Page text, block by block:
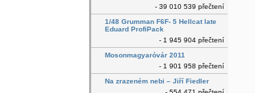
- 39 010 539 přečtení
1/48 Grumman F6F- 5 Hellcat late
Eduard ProfiPack
- 1 945 904 přečtení
Mosonmagyaróvár 2011
- 1 901 958 přečtení
Na zrazeném nebi – Jiří Fiedler